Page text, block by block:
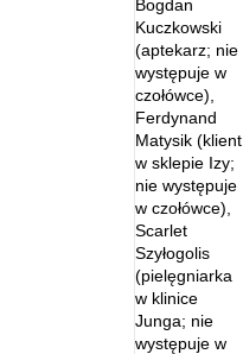
Bogdan
Kuczkowski
(aptekarz; nie
występuje w
czołówce),
Ferdynand
Matysik (klient
w sklepie Izy;
nie występuje
w czołówce),
Scarlet
Szyłogolis
(pielęgniarka
w klinice
Junga; nie
występuje w